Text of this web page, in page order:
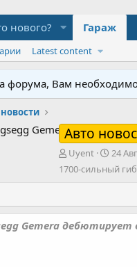
нового? Гараж
Latest content
форума, Вам необходимо
Авто
A
d
b
y
Uyent
C
r
e
d
24
1700-сильный
Gemera дебютирует